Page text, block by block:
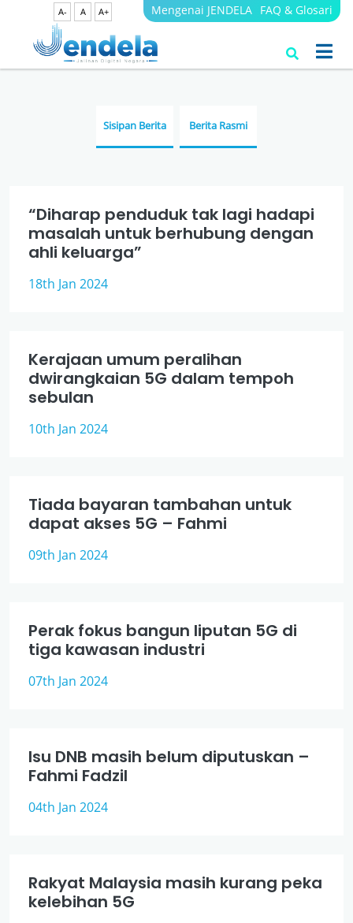
A- A A+ Mengenai JENDELA FAQ & Glosari
Berita
Sisipan Berita Berita Rasmi
“Diharap penduduk tak lagi hadapi
masalah untuk berhubung dengan
ahli keluarga”
18th Jan 2024
Kerajaan umum peralihan
dwirangkaian 5G dalam tempoh
sebulan
10th Jan 2024
Tiada bayaran tambahan untuk
dapat akses 5G – Fahmi
09th Jan 2024
Perak fokus bangun liputan 5G di
tiga kawasan industri
07th Jan 2024
Isu DNB masih belum diputuskan –
Fahmi Fadzil
04th Jan 2024
Rakyat Malaysia masih kurang peka
kelebihan 5G